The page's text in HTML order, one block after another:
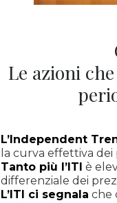
Le azioni
L’Independent
la curva effettiva dei
Tanto più l’ITI è
differenziale dei
L’ITI ci segnala che